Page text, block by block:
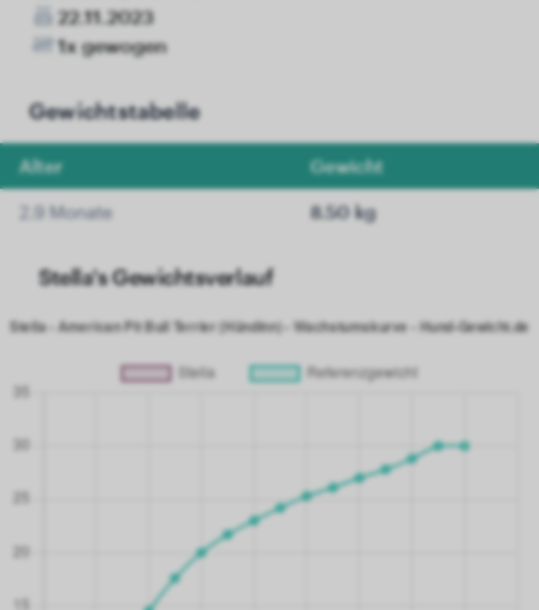
22.11.2023
1x gewogen
Gewichtstabelle
Alter Gewicht
2.9 Monate 8.50 kg
Stella's Gewichtsverlauf